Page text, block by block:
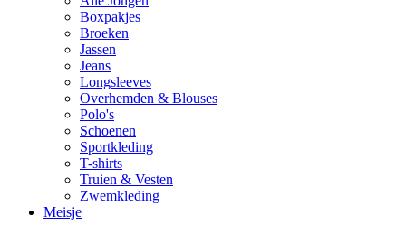
Boxpakjes
Broeken
Jassen
Jeans
Longsleeves
Overhemden & Blouses
Polo's
Schoenen
Sportkleding
T-shirts
Truien & Vesten
Zwemkleding
Meisje